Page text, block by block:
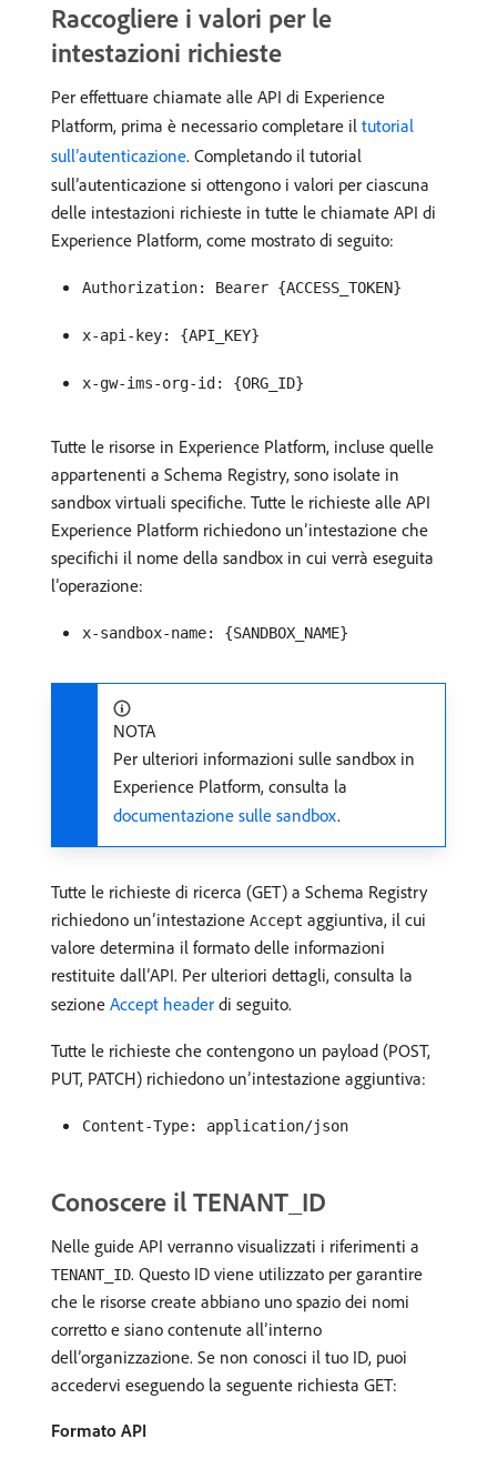
Raccogliere i valori per le
intestazioni richieste
Per effettuare chiamate alle API di Experience
Platform, prima è necessario completare il tutorial
sull’autenticazione. Completando il tutorial
sull’autenticazione si ottengono i valori per ciascuna
delle intestazioni richieste in tutte le chiamate API di
Experience Platform, come mostrato di seguito:
Authorization: Bearer {ACCESS_TOKEN}
x-api-key: {API_KEY}
x-gw-ims-org-id: {ORG_ID}
Tutte le risorse in Experience Platform, incluse quelle
appartenenti a Schema Registry, sono isolate in
sandbox virtuali specifiche. Tutte le richieste alle API
Experience Platform richiedono un’intestazione che
specifichi il nome della sandbox in cui verrà eseguita
l’operazione:
x-sandbox-name: {SANDBOX_NAME}
NOTA
Per ulteriori informazioni sulle sandbox in
Experience Platform, consulta la
documentazione sulle sandbox.
Tutte le richieste di ricerca (GET) a Schema Registry
richiedono un’intestazione Accept aggiuntiva, il cui
valore determina il formato delle informazioni
restituite dall’API. Per ulteriori dettagli, consulta la
sezione Accept header di seguito.
Tutte le richieste che contengono un payload (POST,
PUT, PATCH) richiedono un’intestazione aggiuntiva:
Content-Type: application/json
Conoscere il TENANT_ID
Nelle guide API verranno visualizzati i riferimenti a
TENANT_ID. Questo ID viene utilizzato per garantire
che le risorse create abbiano uno spazio dei nomi
corretto e siano contenute all’interno
dell’organizzazione. Se non conosci il tuo ID, puoi
accedervi eseguendo la seguente richiesta GET:
Formato API